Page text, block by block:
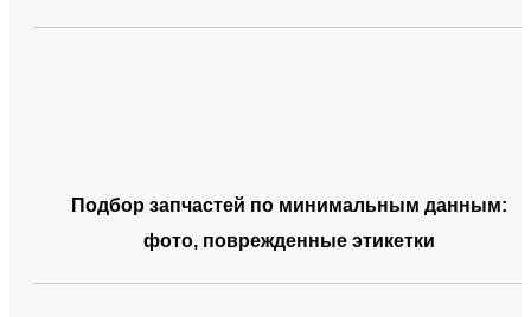
Подбор запчастей по минимальным данным:
фото, поврежденные этикетки